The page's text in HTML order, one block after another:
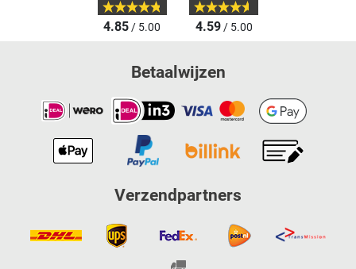
4.85/ 5.00 4.59/ 5.00
Betaalwijzen
Verzendpartners